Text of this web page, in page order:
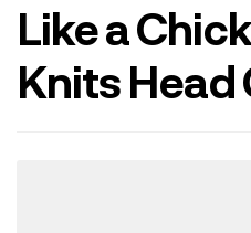
Like a
Knits Head